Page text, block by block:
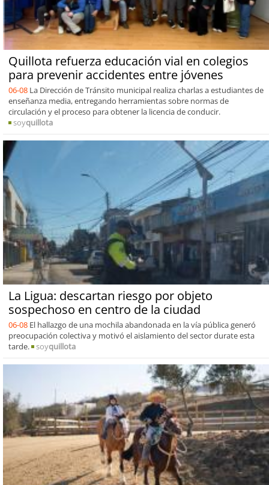
Quillota refuerza educación vial en colegios
para prevenir accidentes entre jóvenes
06-08 La Dirección de Tránsito municipal realiza charlas a estudiantes de
enseñanza media, entregando herramientas sobre normas de
circulación y el proceso para obtener la licencia de conducir.
soyquillota
La Ligua: descartan riesgo por objeto
sospechoso en centro de la ciudad
06-08 El hallazgo de una mochila abandonada en la vía pública generó
preocupación colectiva y motivó el aislamiento del sector durate esta
tarde.
soyquillota